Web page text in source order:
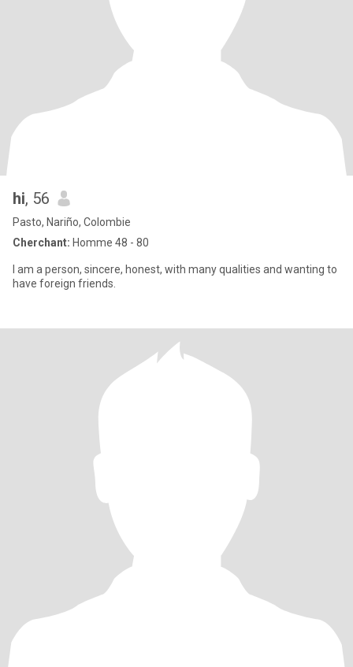
hi, 56
Pasto, Nariño, Colombie
Cherchant: Homme 48 - 80
I am a person, sincere, honest, with many qualities and wanting to
have foreign friends.